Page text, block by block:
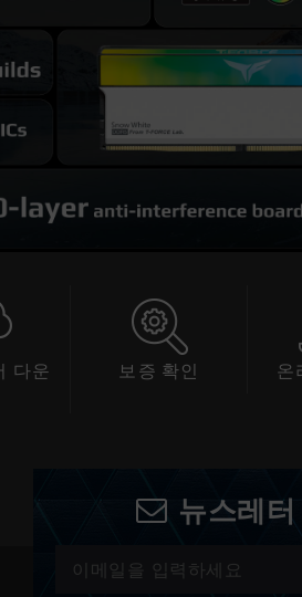
다운
보증 확인 온
뉴스레터